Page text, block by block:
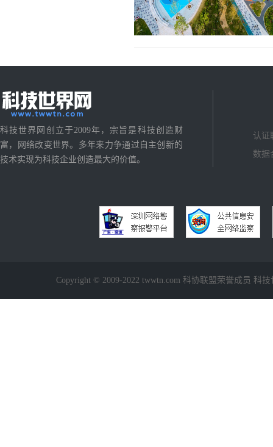
科技世界网创立于2009年，宗旨是科技创造财
富，网络改变世界。多年来力争通过自主创新的
技术实现为科技企业创造最大的价值。
认证
数据
Copyright © 2009-2022 twwtn.com 科协联盟荣誉成员 科